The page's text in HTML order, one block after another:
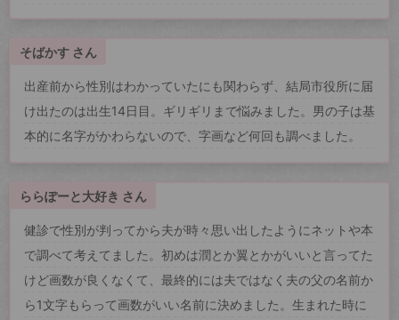
そばかす さん
出産前から性別はわかっていたにも関わらず、結局市役所に届
け出たのは出生14日目。ギリギリまで悩みました。男の子は基
本的に名字がかわらないので、字画など何回も調べました。
ららぽーと大好き さん
健診で性別が判ってから夫が時々思い出したようにネットや本
で調べて考えてました。初めは潤とか翼とかがいいと言ってた
けど画数が良くなくて、最終的には夫ではなく夫の父の名前か
ら1文字もらって画数がいい名前に決めました。生まれた時に